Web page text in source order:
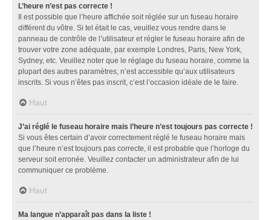
L’heure n’est pas correcte !
Il est possible que l’heure affichée soit réglée sur un fuseau horaire
différent du vôtre. Si tel était le cas, veuillez vous rendre dans le
panneau de contrôle de l’utilisateur et régler le fuseau horaire afin de
trouver votre zone adéquate, par exemple Londres, Paris, New York,
Sydney, etc. Veuillez noter que le réglage du fuseau horaire, comme la
plupart des autres paramètres, n’est accessible qu’aux utilisateurs
inscrits. Si vous n’êtes pas inscrit, c’est l’occasion idéale de le faire.
Haut
J’ai réglé le fuseau horaire mais l’heure n’est toujours pas correcte !
Si vous êtes certain d’avoir correctement réglé le fuseau horaire mais
que l’heure n’est toujours pas correcte, il est probable que l’horloge du
serveur soit erronée. Veuillez contacter un administrateur afin de lui
communiquer ce problème.
Haut
Ma langue n’apparaît pas dans la liste !